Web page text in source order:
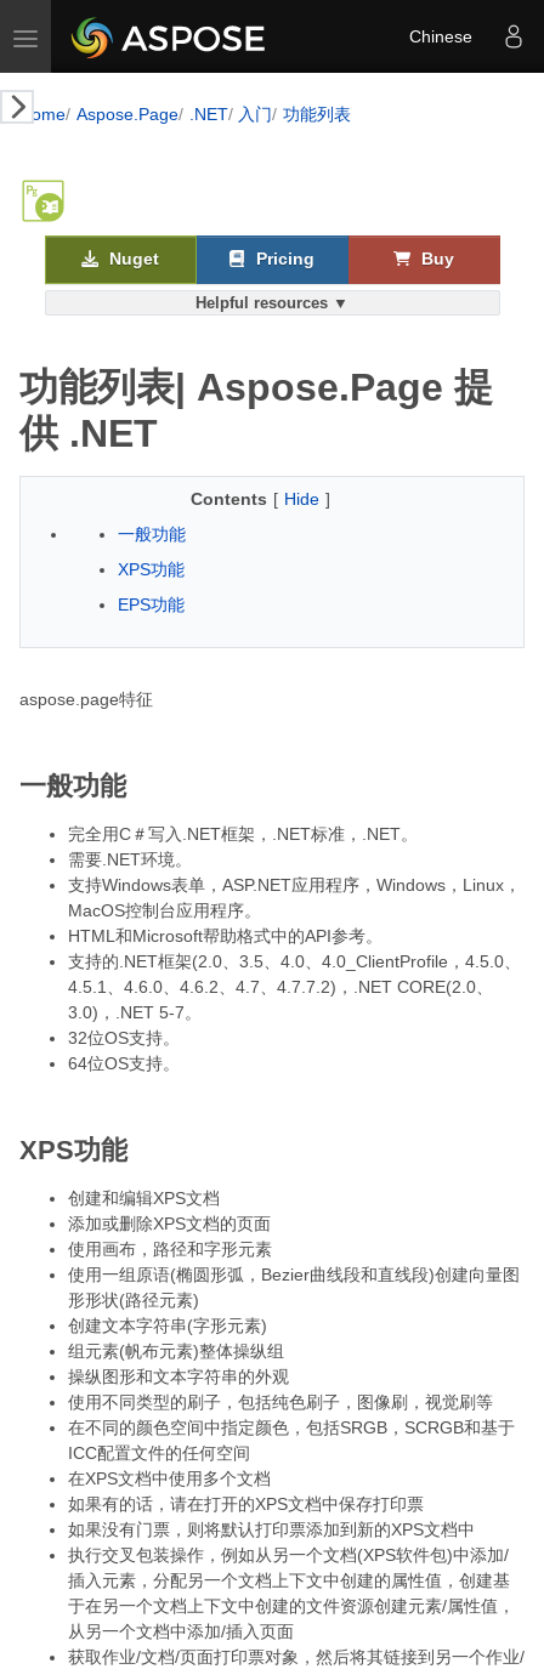
Toggle navigation Chinese
Home Aspose.Page .NET 入门 功能列表
Helpful resources ▼
Nuget Pricing Buy
功能列表| Aspose.Page 提
供 .NET
Contents [ Hide ]
一般功能
XPS功能
EPS功能
aspose.page特征
一般功能
完全用C＃写入.NET框架，.NET标准，.NET。
需要.NET环境。
支持Windows表单，ASP.NET应用程序，Windows，Linux，
MacOS控制台应用程序。
HTML和Microsoft帮助格式中的API参考。
支持的.NET框架(2.0、3.5、4.0、4.0_ClientProfile，4.5.0、
4.5.1、4.6.0、4.6.2、4.7、4.7.7.2)，.NET CORE(2.0、
3.0)，.NET 5-7。
32位OS支持。
64位OS支持。
XPS功能
创建和编辑XPS文档
添加或删除XPS文档的页面
使用画布，路径和字形元素
使用一组原语(椭圆形弧，Bezier曲线段和直线段)创建向量图
形形状(路径元素)
创建文本字符串(字形元素)
组元素(帆布元素)整体操纵组
操纵图形和文本字符串的外观
使用不同类型的刷子，包括纯色刷子，图像刷，视觉刷等
在不同的颜色空间中指定颜色，包括SRGB，SCRGB和基于
ICC配置文件的任何空间
在XPS文档中使用多个文档
如果有的话，请在打开的XPS文档中保存打印票
如果没有门票，则将默认打印票添加到新的XPS文档中
执行交叉包装操作，例如从另一个文档(XPS软件包)中添加/
插入元素，分配另一个文档上下文中创建的属性值，创建基
于在另一个文档上下文中创建的文件资源创建元素/属性值，
从另一个文档中添加/插入页面
获取作业/文档/页面打印票对象，然后将其链接到另一个作业/